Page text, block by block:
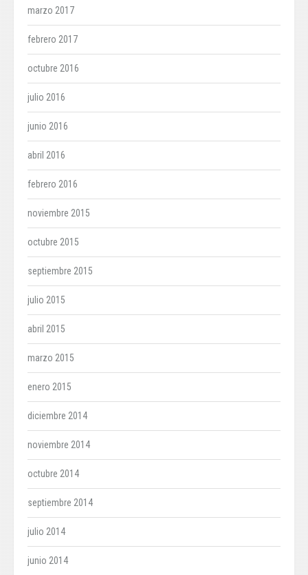
marzo 2017
febrero 2017
octubre 2016
julio 2016
junio 2016
abril 2016
febrero 2016
noviembre 2015
octubre 2015
septiembre 2015
julio 2015
abril 2015
marzo 2015
enero 2015
diciembre 2014
noviembre 2014
octubre 2014
septiembre 2014
julio 2014
junio 2014